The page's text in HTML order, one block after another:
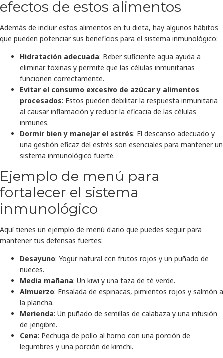
efectos de estos alimentos
Además de incluir estos alimentos en tu dieta, hay algunos hábitos
que pueden potenciar sus beneficios para el sistema inmunológico:
Hidratación adecuada: Beber suficiente agua ayuda a
eliminar toxinas y permite que las células inmunitarias
funcionen correctamente.
Evitar el consumo excesivo de azúcar y alimentos
procesados: Estos pueden debilitar la respuesta inmunitaria
al causar inflamación y reducir la eficacia de las células
inmunes.
Dormir bien y manejar el estrés: El descanso adecuado y
una gestión eficaz del estrés son esenciales para mantener un
sistema inmunológico fuerte.
Ejemplo de menú para
fortalecer el sistema
inmunológico
Aquí tienes un ejemplo de menú diario que puedes seguir para
mantener tus defensas fuertes:
Desayuno: Yogur natural con frutos rojos y un puñado de
nueces.
Media mañana: Un kiwi y una taza de té verde.
Almuerzo: Ensalada de espinacas, pimientos rojos y salmón a
la plancha.
Merienda: Un puñado de semillas de calabaza y una infusión
de jengibre.
Cena: Pechuga de pollo al horno con una porción de
legumbres y una porción de kimchi.